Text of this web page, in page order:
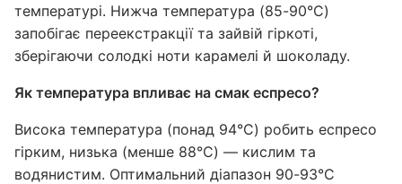
температурі. Нижча температура (85-90°C)
запобігає переекстракції та зайвій гіркоті,
зберігаючи солодкі ноти карамелі й шоколаду.
Як температура впливає на смак еспресо?
Висока температура (понад 94°C) робить еспресо
гірким, низька (менше 88°C) — кислим та
водянистим. Оптимальний діапазон 90-93°C